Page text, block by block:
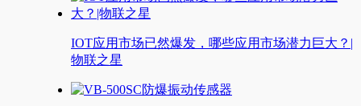
IOT应用市场已然爆发，哪些应用市场潜力巨大？|
物联之星